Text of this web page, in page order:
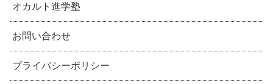
オカルト進学塾
お問い合わせ
プライバシーポリシー